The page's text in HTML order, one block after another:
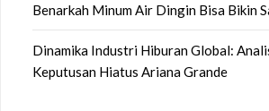
Benarkah Minum Air Dingin Bisa Bikin
Dinamika Industri Hiburan Global:
Keputusan Hiatus Ariana Grande